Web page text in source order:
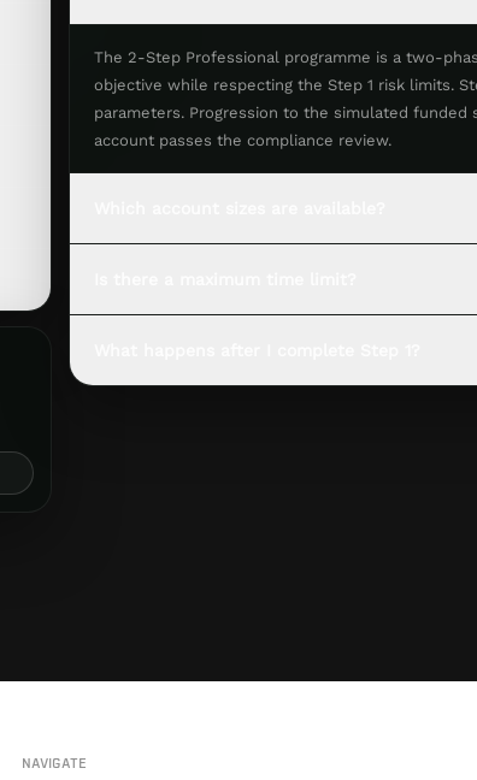
The 2-Step Professional programme is a two-
objective while respecting the Step 1 risk limits.
parameters. Progression to the simulated
account passes the compliance review.
NAVIGATE